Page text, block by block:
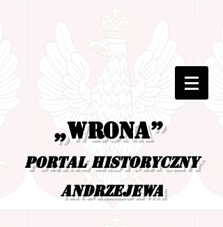
„Wrona”
portal historyczny
Andrzejewa